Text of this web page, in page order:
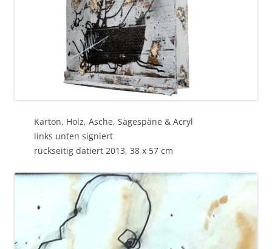
Karton, Holz, Asche, Sägespäne & Acryl
links unten signiert
rückseitig datiert 2013, 38 x 57 cm